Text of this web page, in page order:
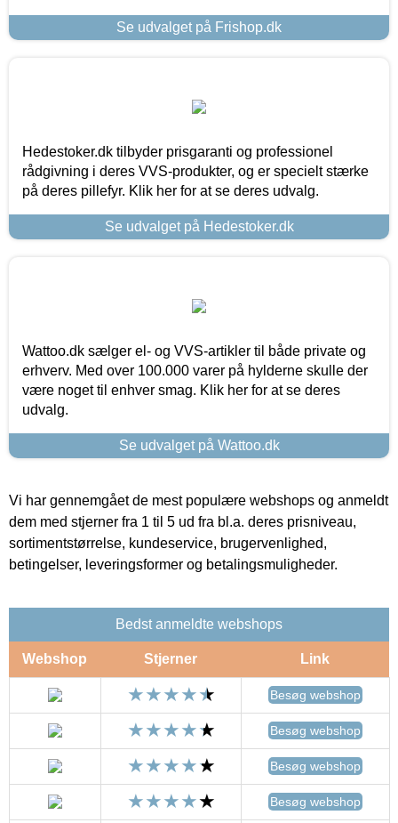
Se udvalget på Frishop.dk
Hedestoker.dk tilbyder prisgaranti og professionel
rådgivning i deres VVS-produkter, og er specielt stærke
på deres pillefyr. Klik her for at se deres udvalg.
Se udvalget på Hedestoker.dk
Wattoo.dk sælger el- og VVS-artikler til både private og
erhverv. Med over 100.000 varer på hylderne skulle der
være noget til enhver smag. Klik her for at se deres
udvalg.
Se udvalget på Wattoo.dk
Vi har gennemgået de mest populære webshops og anmeldt
dem med stjerner fra 1 til 5 ud fra bl.a. deres prisniveau,
sortimentstørrelse, kundeservice, brugervenlighed,
betingelser, leveringsformer og betalingsmuligheder.
Bedst anmeldte webshops
Webshop Stjerner Link
Besøg webshop
Besøg webshop
Besøg webshop
Besøg webshop